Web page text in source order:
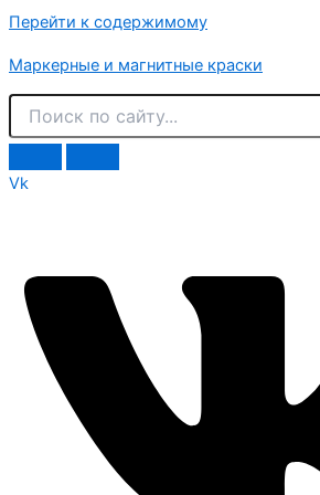
Перейти к содержимому
Маркерные и магнитные краски
Vk